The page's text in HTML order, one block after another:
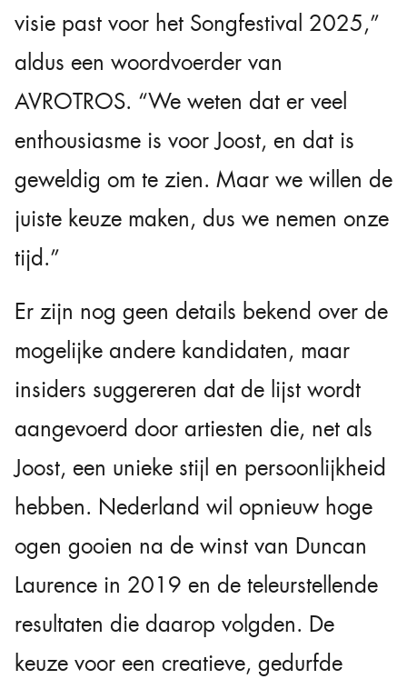
visie past voor het Songfestival 2025,”
aldus een woordvoerder van
AVROTROS. “We weten dat er veel
enthousiasme is voor Joost, en dat is
geweldig om te zien. Maar we willen de
juiste keuze maken, dus we nemen onze
tijd.”
Er zijn nog geen details bekend over de
mogelijke andere kandidaten, maar
insiders suggereren dat de lijst wordt
aangevoerd door artiesten die, net als
Joost, een unieke stijl en persoonlijkheid
hebben. Nederland wil opnieuw hoge
ogen gooien na de winst van Duncan
Laurence in 2019 en de teleurstellende
resultaten die daarop volgden. De
keuze voor een creatieve, gedurfde